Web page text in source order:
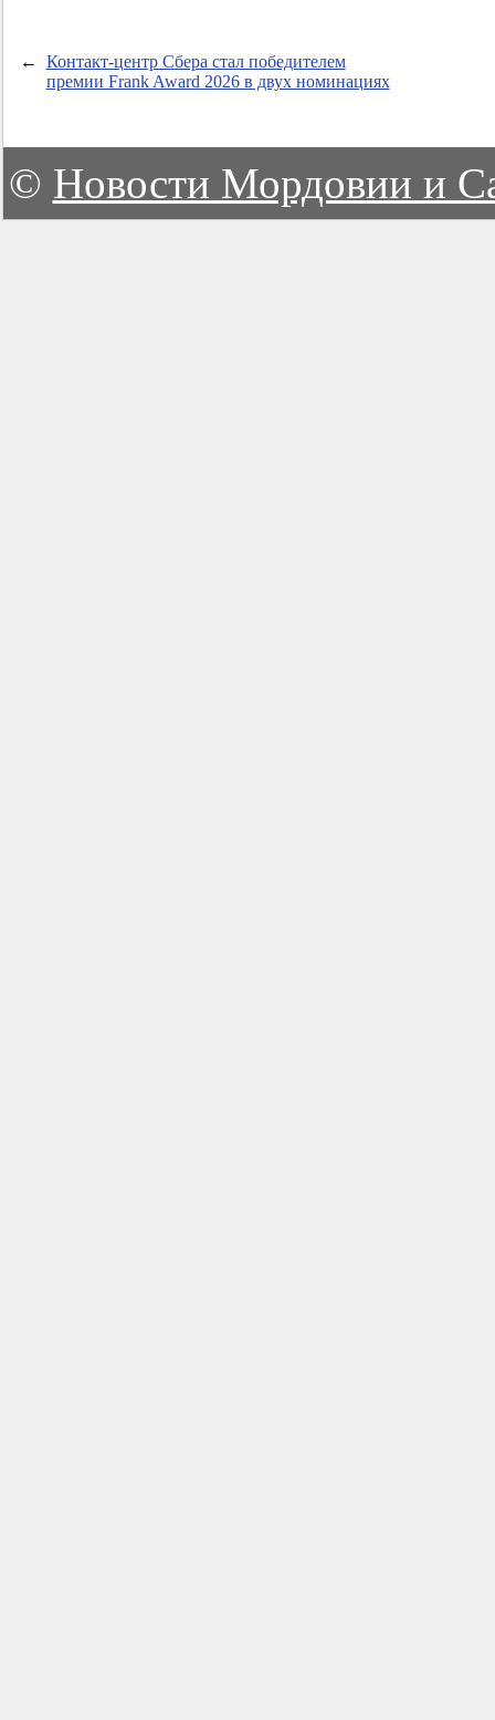
←
Контакт-центр Сбера стал победителем
премии Frank Award 2026 в двух номинациях
© Новости Мордовии и